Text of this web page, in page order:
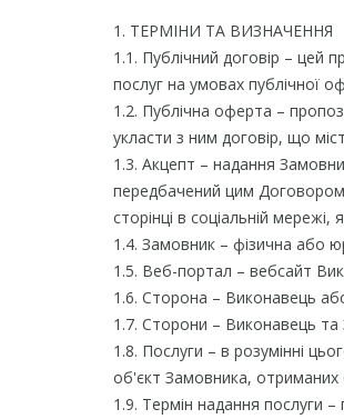
1. ТЕРМІНИ ТА ВИЗНАЧЕННЯ
1.1. Публічний договір – цей
послуг на умовах публічної
1.2. Публічна оферта –
укласти з ним договір, що
1.3. Акцепт – надання
передбачений цим
сторінці в соціальній
1.4. Замовник – фізична або
1.5. Веб-портал – вебсайт
1.6. Сторона – Виконавець
1.7. Сторони – Виконавець та
1.8. Послуги – в розумінні
об'єкт Замовника, отриманих
1.9. Термін надання послуги